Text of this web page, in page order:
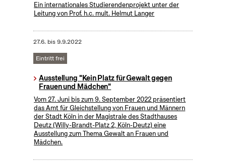
Ein internationales Studierendenprojekt unter der
Leitung von Prof. h.c. mult. Helmut Langer
27.6. bis9.9.2022
Eintritt frei
Ausstellung "Kein Platz für Gewalt gegen
Frauen und Mädchen"
Vom 27. Juni bis zum 9. September 2022 präsentiert
das Amt für Gleichstellung von Frauen und Männern
der Stadt Köln in der Magistrale des Stadthauses
Deutz (Willy-Brandt-Platz 2, Köln-Deutz) eine
Ausstellung zum Thema Gewalt an Frauen und
Mädchen.